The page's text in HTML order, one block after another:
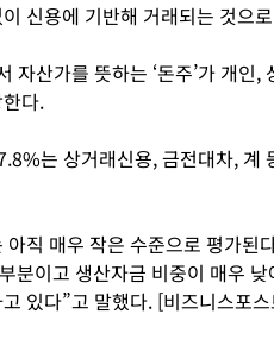
신용에 기반해 거래되는 것으
자산가를 뜻하는 ‘돈주’가 개인,
다.
는 상거래신용, 금전대차, 계
직 매우 작은 수준으로 평가된
분이고 생산자금 비중이 매우 낮
있다”고 말했다. [비즈니스포